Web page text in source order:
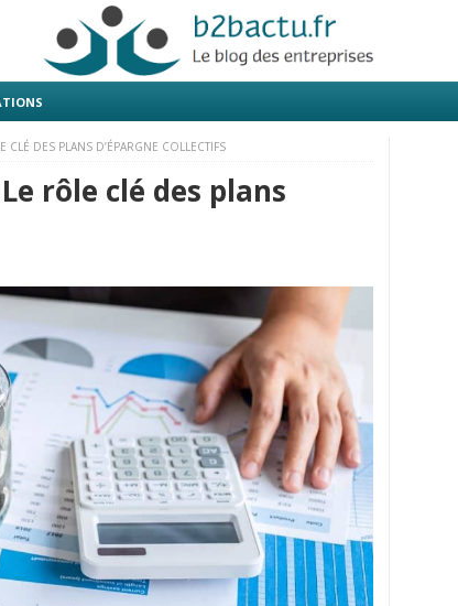
CLÉ DES PLANS D’ÉPARGNE COLLECTIFS
rôle clé des plans